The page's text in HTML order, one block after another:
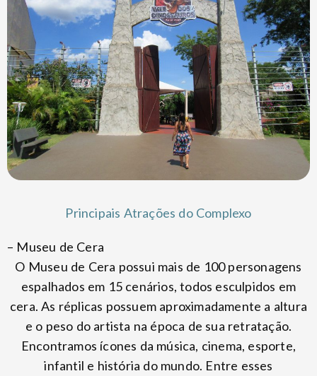
Principais Atrações do Complexo
– Museu de Cera
O Museu de Cera possui mais de 100 personagens
espalhados em 15 cenários, todos esculpidos em
cera. As réplicas possuem aproximadamente a altura
e o peso do artista na época de sua retratação.
Encontramos ícones da música, cinema, esporte,
infantil e história do mundo. Entre esses